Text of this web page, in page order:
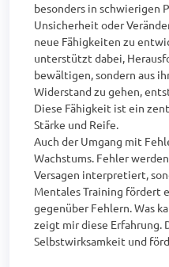
besonders in schwierigen
Unsicherheit oder
neue Fähigkeiten zu
unterstützt dabei,
bewältigen, sondern aus
Widerstand zu gehen,
Diese Fähigkeit ist ein
Stärke und Reife.
Auch der Umgang mit
Wachstums. Fehler
Versagen interpretiert,
Mentales Training fördert
gegenüber Fehlern. Was
zeigt mir diese Erfahrung.
Selbstwirksamkeit und